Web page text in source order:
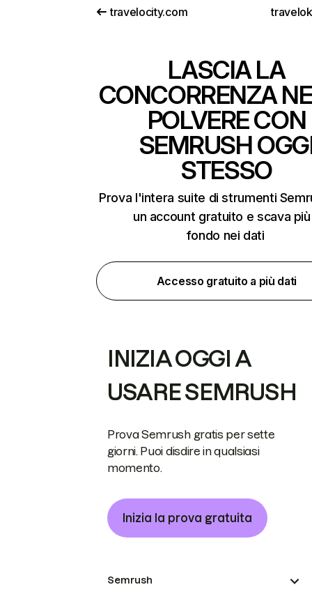
travelocity.com
LASCIA LA
CONCORRENZA
POLVERE CON
SEMRUSH
STESSO
Prova l'intera suite di strumenti
un account gratuito e scava
fondo nei dati
Accesso gratuito a più dati
INIZIA OGGI A
USARE SEMRUSH
Prova Semrush gratis per sette
giorni. Puoi disdire in qualsiasi
momento.
Inizia la prova gratuita
Semrush